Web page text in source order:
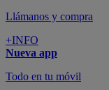
Llámanos y compra
+INFO
Nueva app
Todo en tu móvil